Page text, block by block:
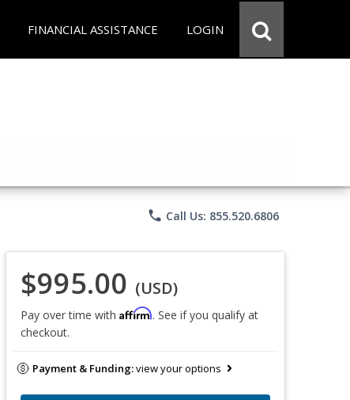
FINANCIAL ASSISTANCE LOGIN
phone Call Us: 855.520.6806
$995.00 (USD)
Pay over time with Affirm. See if you qualify at
checkout.
Payment & Funding:view your options